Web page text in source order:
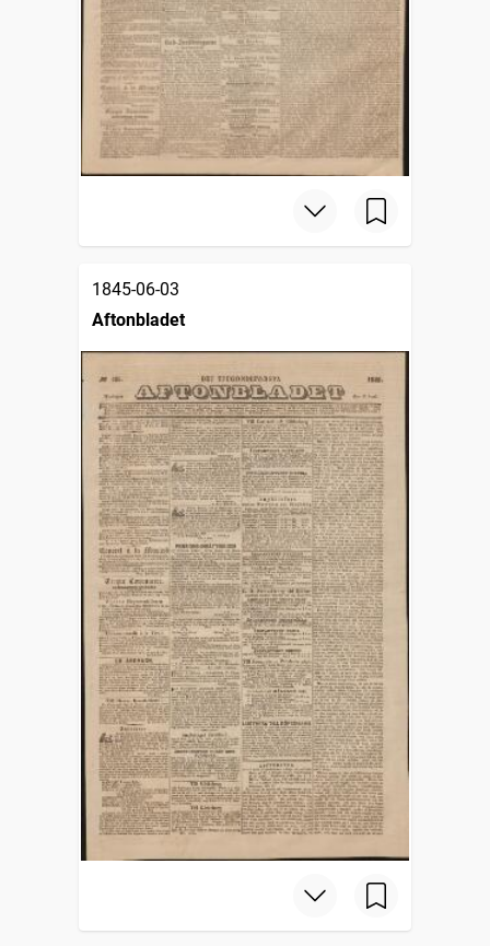
1845-06-03
Aftonbladet